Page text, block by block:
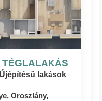
TÉGLALAKÁS
lakások
Oroszlány,